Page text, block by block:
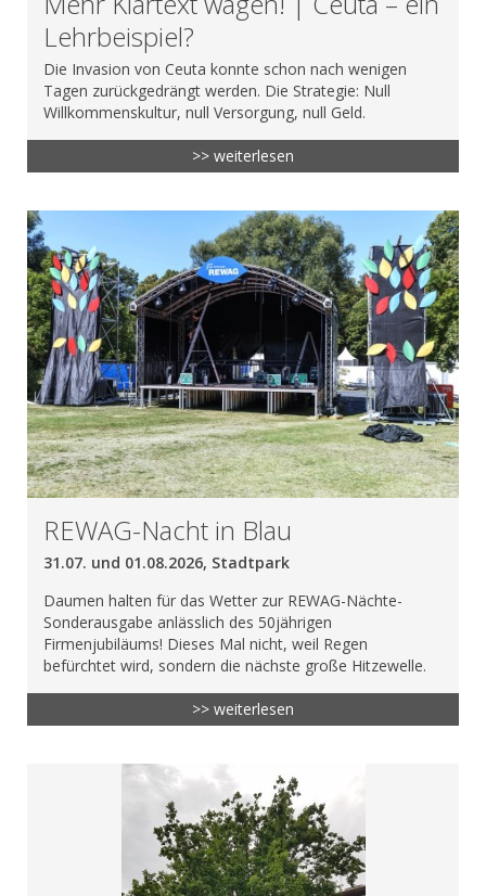
Lehrbeispiel?
Die Invasion von Ceuta konnte schon nach wenigen
Tagen zurückgedrängt werden. Die Strategie: Null
Willkommenskultur, null Versorgung, null Geld.
>> weiterlesen
REWAG-Nacht in Blau
31.07. und 01.08.2026, Stadtpark
Daumen halten für das Wetter zur REWAG-Nächte-
Sonderausgabe anlässlich des 50jährigen
Firmenjubiläums! Dieses Mal nicht, weil Regen
befürchtet wird, sondern die nächste große Hitzewelle.
>> weiterlesen